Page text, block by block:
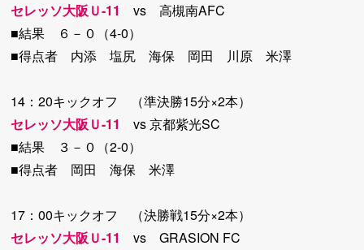
セレッソ大阪Ｕ-11
vs 高槻南AFC
■結果 ６－０（4-0）
■得点者 内添 塩尻 海保 岡田 川原 米澤
14：20キックオフ （準決勝15分×2本）
セレッソ大阪Ｕ-11
vs 京都紫光SC
■結果 ３－０（2-0）
■得点者 岡田 海保 米澤
17：00キックオフ （決勝戦15分×2本）
セレッソ大阪Ｕ-11
vs GRASION FC